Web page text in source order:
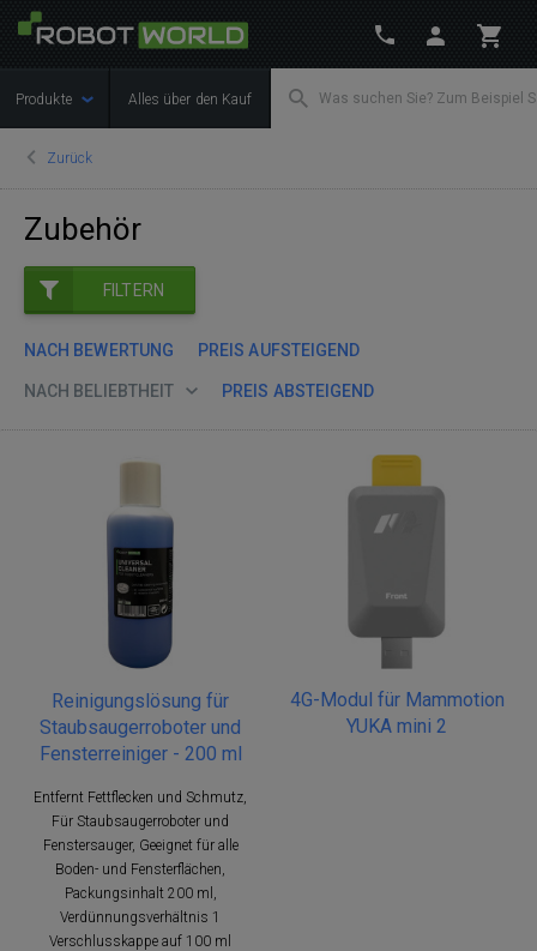
Produkte Alles über den Kauf
Zurück
Zubehör
FILTERN
NACH BEWERTUNG PREIS AUFSTEIGEND
NACH BELIEBTHEIT PREIS ABSTEIGEND
Reinigungslösung für
Staubsaugerroboter und
Fensterreiniger - 200 ml
Entfernt Fettflecken und Schmutz,
Für Staubsaugerroboter und
Fenstersauger, Geeignet für alle
Boden- und Fensterflächen,
Packungsinhalt 200 ml,
Verdünnungsverhältnis 1
Verschlusskappe auf 100 ml
4G-Modul für Mammotion
YUKA mini 2